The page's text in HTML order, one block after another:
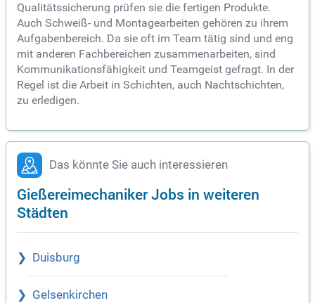
Qualitätssicherung prüfen sie die fertigen Produkte.
Auch Schweiß- und Montagearbeiten gehören zu ihrem
Aufgabenbereich. Da sie oft im Team tätig sind und eng
mit anderen Fachbereichen zusammenarbeiten, sind
Kommunikationsfähigkeit und Teamgeist gefragt. In der
Regel ist die Arbeit in Schichten, auch Nachtschichten,
zu erledigen.
Das könnte Sie auch interessieren
Gießereimechaniker Jobs in weiteren
Städten
Duisburg
Gelsenkirchen